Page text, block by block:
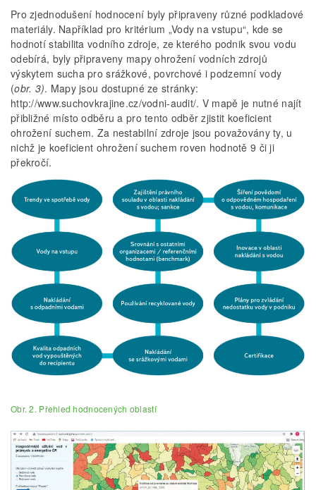
Pro zjednodušení hodnocení byly připraveny různé podkladové
materiály. Například pro kritérium „Vody na vstupu“, kde se
hodnotí stabilita vodního zdroje, ze kterého podnik svou vodu
odebírá, byly připraveny mapy ohrožení vodních zdrojů
výskytem sucha pro srážkové, povrchové i podzemní vody
(obr. 3). Mapy jsou dostupné ze stránky:
http://www.suchovkrajine.cz/vodni-audit/. V mapě je nutné najít
přibližné místo odběru a pro tento odběr zjistit koeficient
ohrožení suchem. Za nestabilní zdroje jsou považovány ty, u
nichž je koeficient ohrožení suchem roven hodnotě 9 či ji
překročí.
Obr. 2. Přehled hodnocených oblastí